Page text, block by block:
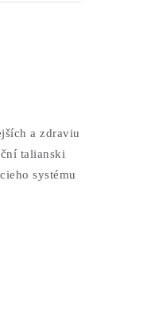
a zdraviu
talianski
systému